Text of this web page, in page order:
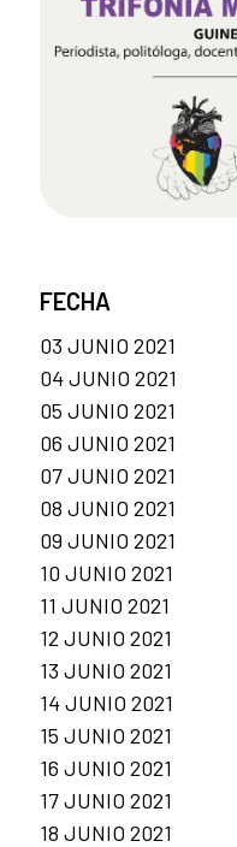
FECHA
03 JUNIO 2021
04 JUNIO 2021
05 JUNIO 2021
06 JUNIO 2021
07 JUNIO 2021
08 JUNIO 2021
09 JUNIO 2021
10 JUNIO 2021
11 JUNIO 2021
12 JUNIO 2021
13 JUNIO 2021
14 JUNIO 2021
15 JUNIO 2021
16 JUNIO 2021
17 JUNIO 2021
18 JUNIO 2021